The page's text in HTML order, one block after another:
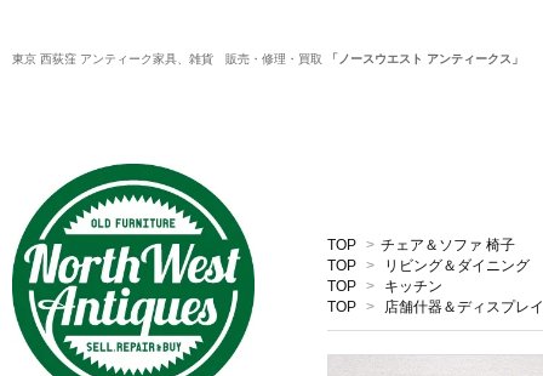
東京 西荻窪 アンティーク家具、雑貨 販売・修理・買取 「ノースウエスト アンティークス」
TOP > チェア＆ソファ 椅子
TOP >
リビング＆ダイニング
TOP >
キッチン
TOP > 店舗什器＆ディスプレイ